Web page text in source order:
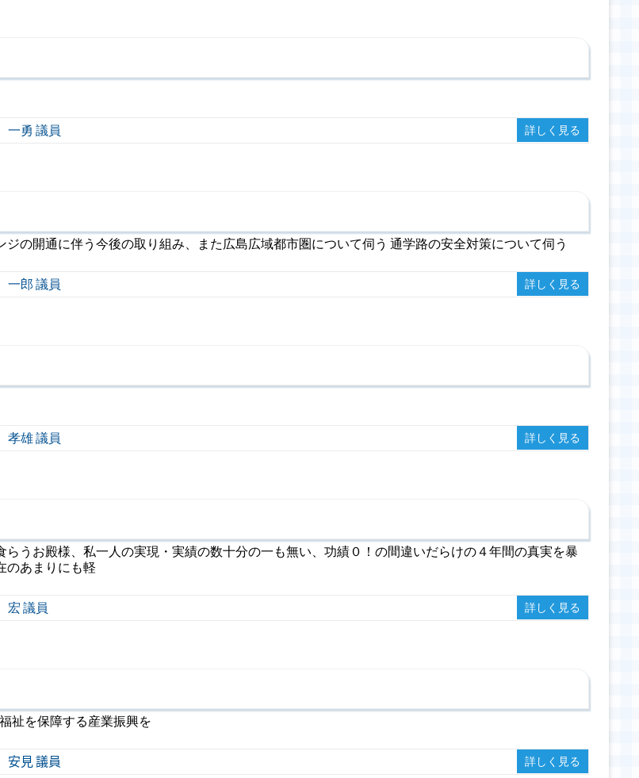
勇 議員 詳しく見る
の開通に伴う今後の取り組み、また広島広域都市圏について伺う 通学路の安全対策について伺う
郎 議員 詳しく見る
雄 議員 詳しく見る
うお殿様、私一人の実現・実績の数十分の一も無い、功績０！の間違いだらけの４年間の真実を暴
のあまりにも軽
議員 詳しく見る
祉を保障する産業振興を
見 議員 詳しく見る